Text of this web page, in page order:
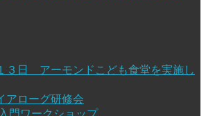
３日 アーモンドこども食堂を実施し
アローグ研修会
門ワークショップ